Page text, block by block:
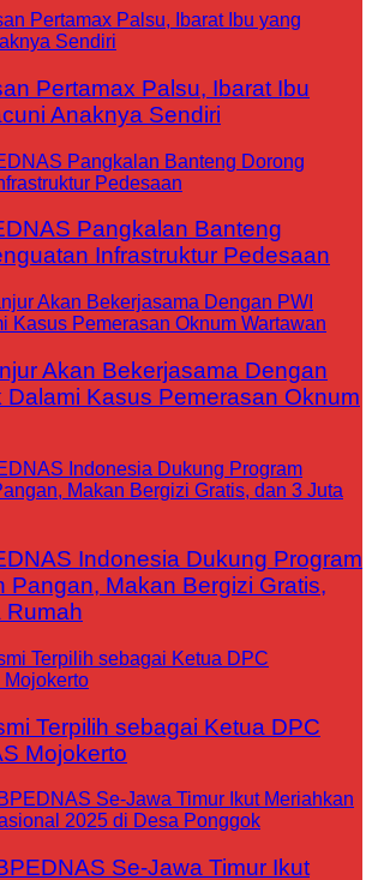
Pertamax Palsu, Ibarat Ibu
Anaknya Sendiri
Pangkalan Banteng
Infrastruktur Pedesaan
Akan Bekerjasama Dengan
Dalami Kasus Pemerasan Oknum
Indonesia Dukung Program
Pangan, Makan Bergizi Gratis,
Rumah
Terpilih sebagai Ketua DPC
Mojokerto
Se-Jawa Timur Ikut